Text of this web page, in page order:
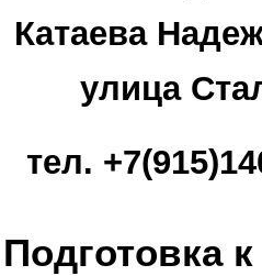
Катаева
улица
тел.
Подготовка